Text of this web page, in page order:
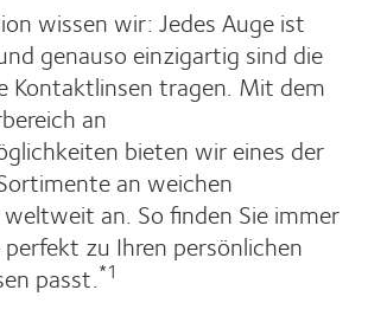
wissen wir: Jedes Auge ist
genauso einzigartig sind die
Kontaktlinsen tragen. Mit dem
an
bieten wir eines der
an weichen
an. So finden Sie immer
perfekt zu Ihren persönlichen
passt.*1